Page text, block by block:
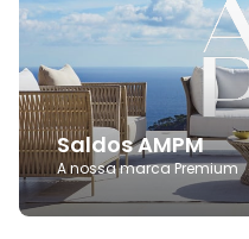
Saldos AMPM
A nossa marca Premium